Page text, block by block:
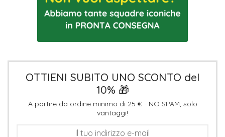
OTTIENI SUBITO UNO SCONTO del
10% 🎁
A partire da ordine minimo di 25 € - NO SPAM, solo
vantaggi!